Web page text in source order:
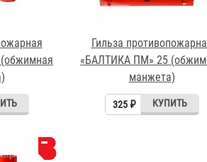
Гильза
«БАЛТИКА ПМ» 25
манжета)
325 ₽